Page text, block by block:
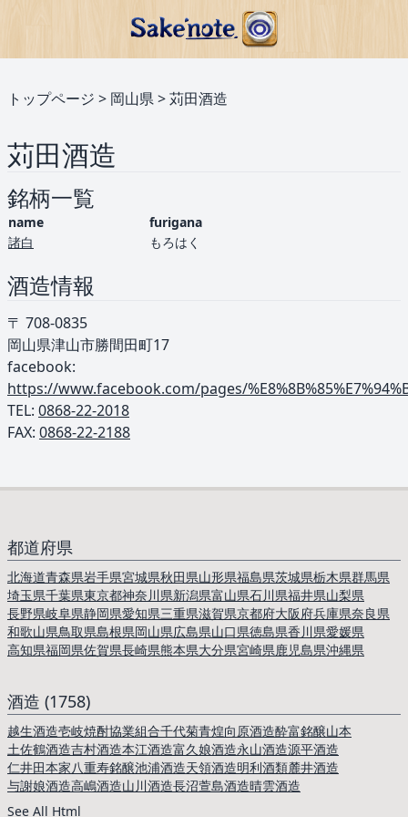
トップページ > 岡山県>苅田酒造
苅田酒造
銘柄一覧
name
furigana
諸白
もろはく
酒造情報
〒 708-0835
岡山県津山市勝間田町17
facebook:
https://www.facebook.com/pages/
TEL: ︎ 0868-22-2018
FAX: 0868-22-2188
都道府県
北海道青森県岩手県宮城県秋田県山形県福島県茨城県栃木県群馬県
埼玉県千葉県東京都神奈川県新潟県富山県石川県福井県山梨県
長野県岐阜県静岡県愛知県三重県滋賀県京都府大阪府兵庫県奈良県
和歌山県鳥取県島根県岡山県広島県山口県徳島県香川県愛媛県
高知県福岡県佐賀県長崎県熊本県大分県宮崎県鹿児島県沖縄県
酒造 (1758)
越生酒造壱岐焼酎協業組合千代菊青煌向原酒造酔富銘醸山本
土佐鶴酒造吉村酒造本江酒造富久娘酒造永山酒造源平酒造
仁井田本家八重寿銘醸池浦酒造天領酒造明利酒類麓井酒造
与謝娘酒造高嶋酒造山川酒造長沼萱島酒造晴雲酒造
See All Html